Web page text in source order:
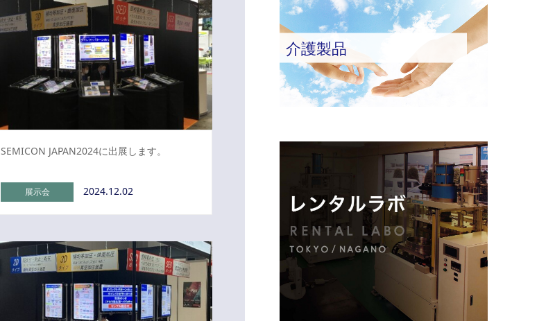
SEMICON JAPAN2024に出展します。
展示会 2024.12.02
介護製品